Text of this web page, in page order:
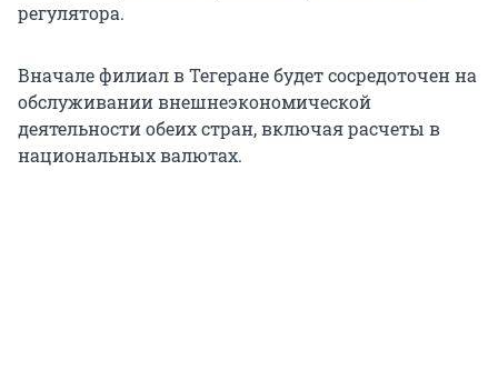
регулятора.
Вначале филиал в Тегеране будет сосредоточен на
обслуживании внешнеэкономической
деятельности обеих стран, включая расчеты в
национальных валютах.